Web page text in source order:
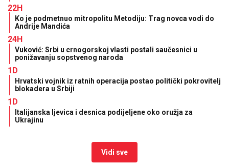
22H
Ko je podmetnuo mitropolitu Metodiju: Trag novca vodi do
Andrije Mandića
24H
Vuković: Srbi u crnogorskoj vlasti postali saučesnici u
ponižavanju sopstvenog naroda
1D
Hrvatski vojnik iz ratnih operacija postao politički pokrovitelj
blokadera u Srbiji
1D
Italijanska ljevica i desnica podijeljene oko oružja za
Ukrajinu
Vidi sve